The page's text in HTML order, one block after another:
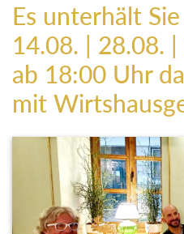
Es unterhält
14.08. | 28.08.
ab 18:00 Uhr
mit